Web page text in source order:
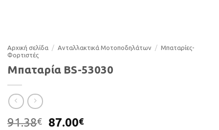
Αρχική σελίδα / Ανταλλακτικά Μοτοποδηλάτων / Μπαταρίες-
Φορτιστές
Μπαταρία BS-53030
91.38€
Original
87.00€Η